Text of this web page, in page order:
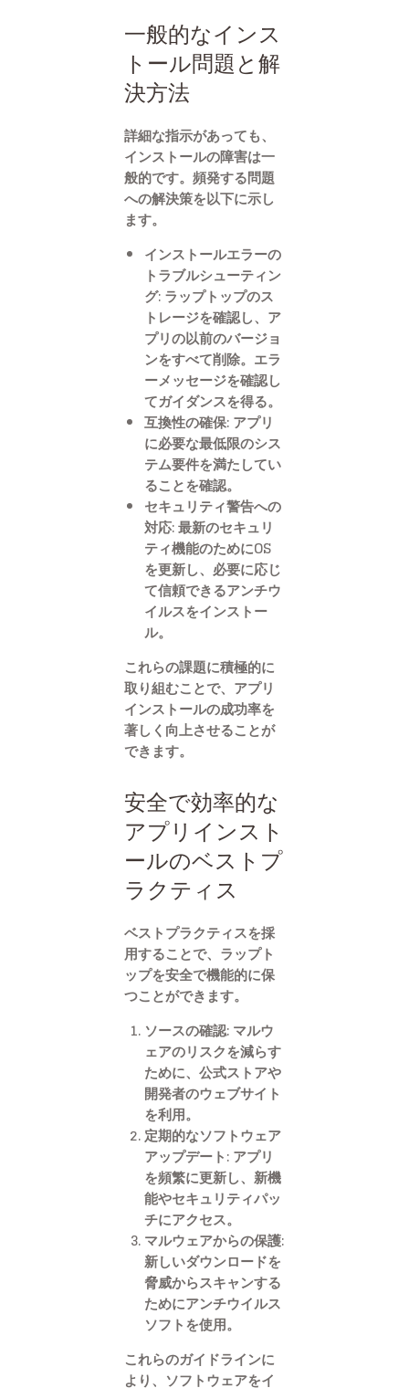
一般的なインス
トール問題と解
決方法
詳細な指示があっても、
インストールの障害は一
般的です。頻発する問題
への解決策を以下に示し
ます。
インストールエラーの
トラブルシューティン
グ: ラップトップのス
トレージを確認し、ア
プリの以前のバージョ
ンをすべて削除。エラ
ーメッセージを確認し
てガイダンスを得る。
互換性の確保: アプリ
に必要な最低限のシス
テム要件を満たしてい
ることを確認。
セキュリティ警告への
対応: 最新のセキュリ
ティ機能のためにOS
を更新し、必要に応じ
て信頼できるアンチウ
イルスをインストー
ル。
これらの課題に積極的に
取り組むことで、アプリ
インストールの成功率を
著しく向上させることが
できます。
安全で効率的な
アプリインスト
ールのベストプ
ラクティス
ベストプラクティスを採
用することで、ラップト
ップを安全で機能的に保
つことができます。
ソースの確認: マルウ
ェアのリスクを減らす
ために、公式ストアや
開発者のウェブサイト
を利用。
定期的なソフトウェア
アップデート: アプリ
を頻繁に更新し、新機
能やセキュリティパッ
チにアクセス。
マルウェアからの保護:
新しいダウンロードを
脅威からスキャンする
ためにアンチウイルス
ソフトを使用。
これらのガイドラインに
より、ソフトウェアをイ